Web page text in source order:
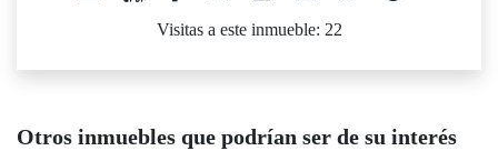
Visitas a este inmueble: 22
Otros inmuebles que podrían ser de su interés